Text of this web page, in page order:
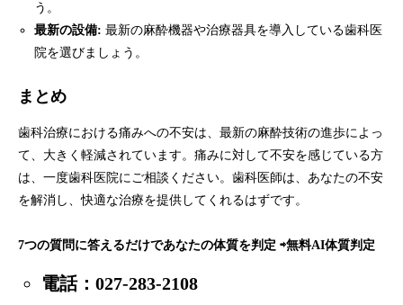
う。
最新の設備: 最新の麻酔機器や治療器具を導入している歯科医
院を選びましょう。
まとめ
歯科治療における痛みへの不安は、最新の麻酔技術の進歩によっ
て、大きく軽減されています。痛みに対して不安を感じている方
は、一度歯科医院にご相談ください。歯科医師は、あなたの不安
を解消し、快適な治療を提供してくれるはずです。
7つの質問に答えるだけであなたの体質を判定 ⇨無料AI体質判定
電話： 027-283-2108